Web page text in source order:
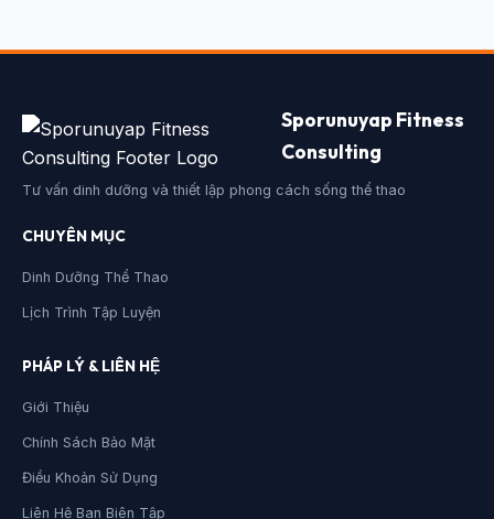
Sporunuyap Fitness
Consulting
Tư vấn dinh dưỡng và thiết lập phong cách sống thể thao
CHUYÊN MỤC
Dinh Dưỡng Thể Thao
Lịch Trình Tập Luyện
PHÁP LÝ & LIÊN HỆ
Giới Thiệu
Chính Sách Bảo Mật
Điều Khoản Sử Dụng
Liên Hệ Ban Biên Tập